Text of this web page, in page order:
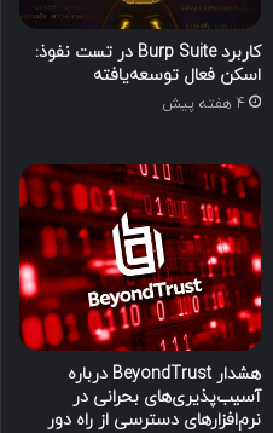
کاربرد Burp Suite در تست نفوذ:
اسکن فعال توسعه‌یافته
4 هفته پیش
هشدار BeyondTrust درباره
آسیب‌پذیری‌های بحرانی در
نرم‌افزارهای دسترسی از راه دور